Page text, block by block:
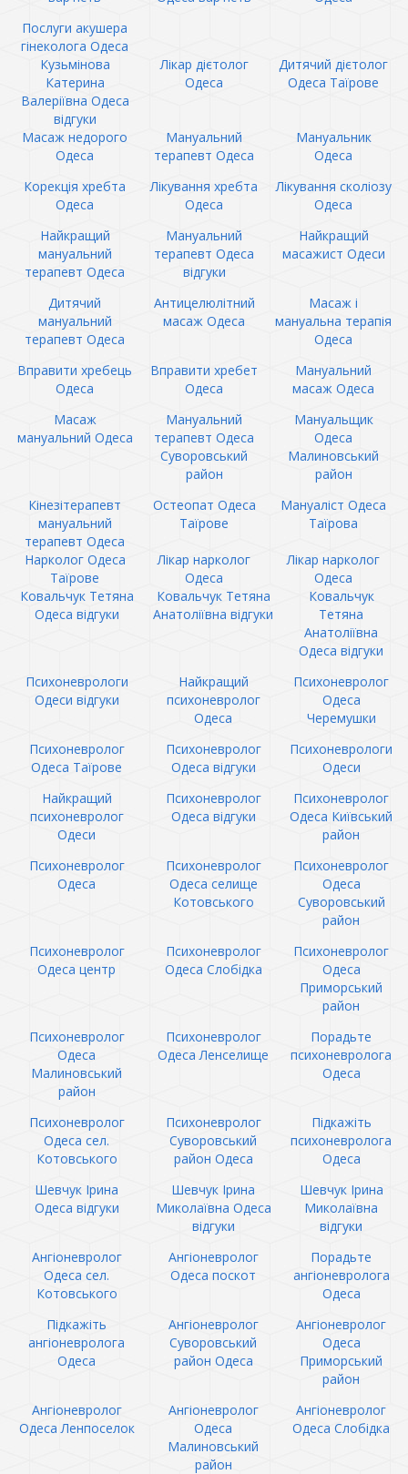
Послуги акушера
гінеколога Одеса
Кузьмінова
Катерина
Валеріївна Одеса
відгуки
Лікар дієтолог
Одеса
Дитячий дієтолог
Одеса Таїрове
Масаж недорого
Одеса
Мануальний
терапевт Одеса
Мануальник
Одеса
Корекція хребта
Одеса
Лікування хребта
Одеса
Лікування сколіозу
Одеса
Найкращий
мануальний
терапевт Одеса
Мануальний
терапевт Одеса
відгуки
Найкращий
масажист Одеси
Дитячий
мануальний
терапевт Одеса
Антицелюлітний
масаж Одеса
Масаж і
мануальна терапія
Одеса
Вправити хребець
Одеса
Вправити хребет
Одеса
Мануальний
масаж Одеса
Масаж
мануальний Одеса
Мануальний
терапевт Одеса
Суворовський
район
Мануальщик
Одеса
Малиновський
район
Кінезітерапевт
мануальний
терапевт Одеса
Остеопат Одеса
Таїрове
Мануаліст Одеса
Таїрова
Нарколог Одеса
Таїрове
Лікар нарколог
Одеса
Лікар нарколог
Одеса
Ковальчук Тетяна
Одеса відгуки
Ковальчук Тетяна
Анатоліївна відгуки
Ковальчук
Тетяна
Анатоліївна
Одеса відгуки
Психоневрологи
Одеси відгуки
Найкращий
психоневролог
Одеса
Психоневролог
Одеса
Черемушки
Психоневролог
Одеса Таїрове
Психоневролог
Одеса відгуки
Психоневрологи
Одеси
Найкращий
психоневролог
Одеси
Психоневролог
Одеса відгуки
Психоневролог
Одеса Київський
район
Психоневролог
Одеса
Психоневролог
Одеса селище
Котовського
Психоневролог
Одеса
Суворовський
район
Психоневролог
Одеса центр
Психоневролог
Одеса Слобідка
Психоневролог
Одеса
Приморський
район
Психоневролог
Одеса
Малиновський
район
Психоневролог
Одеса Ленселище
Порадьте
психоневролога
Одеса
Психоневролог
Одеса сел.
Котовського
Психоневролог
Суворовський
район Одеса
Підкажіть
психоневролога
Одеса
Шевчук Ірина
Одеса відгуки
Шевчук Ірина
Миколаївна Одеса
відгуки
Шевчук Ірина
Миколаївна
відгуки
Ангіоневролог
Одеса сел.
Котовського
Ангіоневролог
Одеса поскот
Порадьте
ангіоневролога
Одеса
Підкажіть
ангіоневролога
Одеса
Ангіоневролог
Суворовський
район Одеса
Ангіоневролог
Одеса
Приморський
район
Ангіоневролог
Одеса Ленпоселок
Ангіоневролог
Одеса
Малиновський
район
Ангіоневролог
Одеса Слобідка